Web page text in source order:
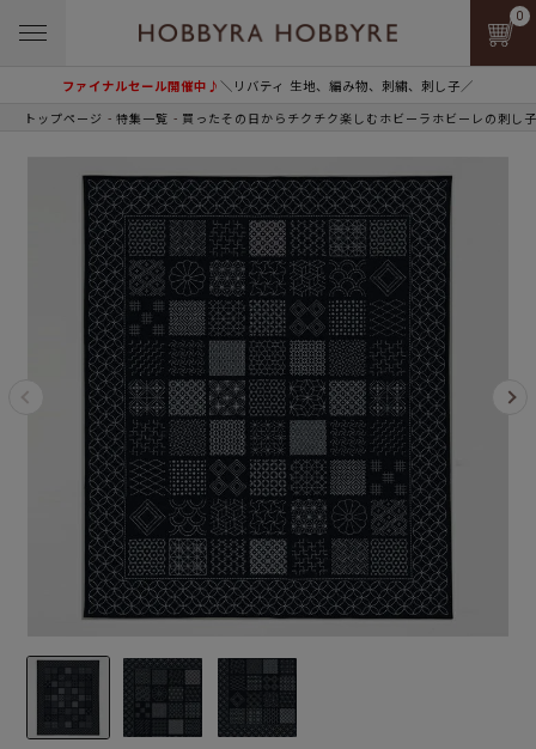
ファイナルセール開催中♪＼リバティ 生地、編み物、刺繍、刺し子／
0
トップページ 特集一覧 買ったその日からチクチク楽しむホビーラホビーレの刺し子